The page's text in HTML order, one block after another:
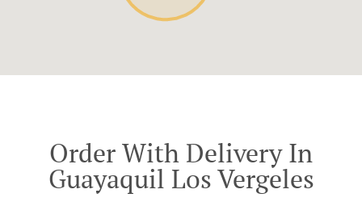
Order With Delivery In
Guayaquil Los Vergeles